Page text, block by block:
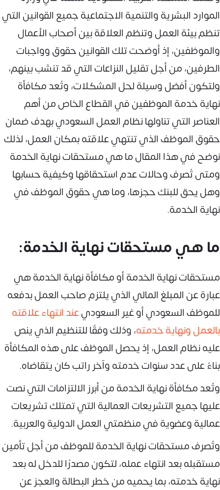
الموارد البشرية والتنمية الاجتماعية جميع القوانين التي
تنظم بيئة العمل وتنظم العلاقة بين أصحاب الأعمال
والموظفين، إذ أوضحت تلك القوانين حقوق وواجبات
الطرفين، من أجل تقليل النزاعات التي قد تنشب بينهم،
ولتكون أفضل وسيلة لحل المشكلات، وتُعد مكافأة
نهاية خدمة الموظفين في القطاع الخاص من أهم
العناصر التي تناولها نظام العمل السعودي بهدف ضمان
حقوق الموظف الذي تنتهي علاقته بمكان العمل، لذلك
نوضح في هذا المقال ما هي مستحقات نهاية الخدمة
ومتى تُصرف وحالات عدم استحقاقها وكيفية حسابها
وهل يحق للبنك حجزها، وما هي حقوق الموظف في
نهاية الخدمة.
ما هي مستحقات نهاية الخدمة:
مستحقات نهاية الخدمة أو مكافأة نهاية الخدمة هي
عبارة عن المبلغ المالي الذي يلتزم صاحب العمل بدفعه
للموظف السعودي أو غير السعوديعند انتهاء علاقته
بالعمل ونهاية خدمته، وذلك وفقًا للتنظيم الذي ينص
عليه نظام العمل، إذ يحصل الموظف على هذه المكافأة
بناءً على عدد سنوات خدمته وآخر راتب كان يتقاضاه.
وتُعد مكافأة نهاية الخدمة من أبرز الالتزامات التي نصت
عليها جميع التشريعات العمالية التي تمتلك تشريعات
عمالية وعضوية في منظمتي العمل الدولية والعربية.
وتُصرف مستحقات نهاية الخدمة للموظف من أجل تأمين
مستقبله بعد انتهاء عمله، لتكون مصدرًا للدخل له بعد
نهاية خدمته، بما يحميه من خطر البطالة والعجز عن